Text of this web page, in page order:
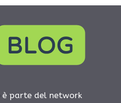
è parte del network